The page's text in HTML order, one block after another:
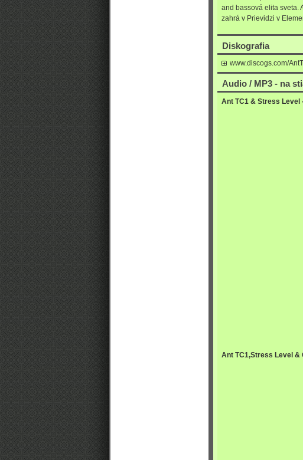
and bassová elita sveta.
zahrá v Prievidzi v
Diskografia
www.discogs.com/
Audio / MP3 - na
Ant TC1 & Stress Level
Ant TC1,Stress Level &